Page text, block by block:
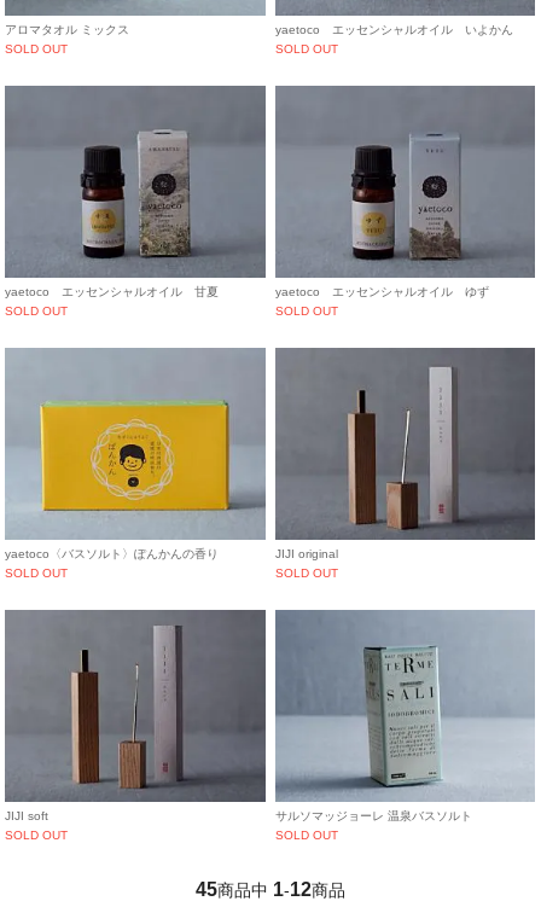
アロマタオル ミックス
SOLD OUT
yaetoco エッセンシャルオイル いよかん
SOLD OUT
yaetoco エッセンシャルオイル 甘夏
SOLD OUT
yaetoco エッセンシャルオイル ゆず
SOLD OUT
yaetoco〈バスソルト〉ぽんかんの香り
SOLD OUT
JIJI original
SOLD OUT
JIJI soft
SOLD OUT
サルソマッジョーレ 温泉バスソルト
SOLD OUT
45商品中 1-12商品